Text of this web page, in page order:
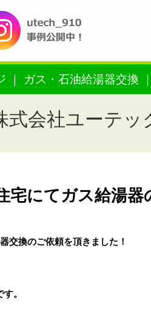
ガス・石油給湯器交換
式会社ユーテ
宅にてガス給湯
交換のご依頼を頂きました！
。